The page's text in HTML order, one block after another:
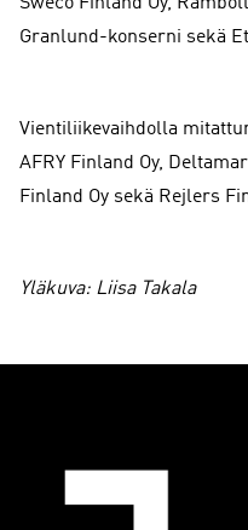
Granlund-konserni sekä
Vientiliikevaihdolla
AFRY Finland Oy,
Finland Oy sekä Rejlers
Yläkuva: Liisa Takala